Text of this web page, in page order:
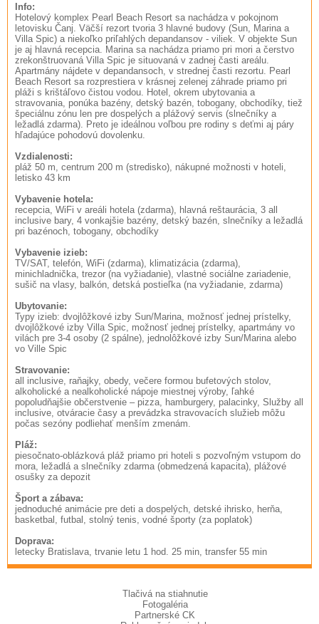
Info:
Hotelový komplex Pearl Beach Resort sa nachádza v pokojnom
letovisku Čanj. Väčší rezort tvoria 3 hlavné budovy (Sun, Marina a
Villa Spic) a niekoľko priľahlých depandansov - viliek. V objekte Sun
je aj hlavná recepcia. Marina sa nachádza priamo pri mori a čerstvo
zrekonštruovaná Villa Spic je situovaná v zadnej časti areálu.
Apartmány nájdete v depandansoch, v strednej časti rezortu. Pearl
Beach Resort sa rozprestiera v krásnej zelenej záhrade priamo pri
pláži s krištáľovo čistou vodou. Hotel, okrem ubytovania a
stravovania, ponúka bazény, detský bazén, tobogany, obchodíky, tiež
špeciálnu zónu len pre dospelých a plážový servis (slnečníky a
ležadlá zdarma). Preto je ideálnou voľbou pre rodiny s deťmi aj páry
hľadajúce pohodovú dovolenku.
Vzdialenosti:
pláž 50 m, centrum 200 m (stredisko), nákupné možnosti v hoteli,
letisko 43 km
Vybavenie hotela:
recepcia, WiFi v areáli hotela (zdarma), hlavná reštaurácia, 3 all
inclusive bary, 4 vonkajšie bazény, detský bazén, slnečníky a ležadlá
pri bazénoch, tobogany, obchodíky
Vybavenie izieb:
TV/SAT, telefón, WiFi (zdarma), klimatizácia (zdarma),
minichladnička, trezor (na vyžiadanie), vlastné sociálne zariadenie,
sušič na vlasy, balkón, detská postieľka (na vyžiadanie, zdarma)
Ubytovanie:
Typy izieb: dvojlôžkové izby Sun/Marina, možnosť jednej prístelky,
dvojlôžkové izby Villa Spic, možnosť jednej prístelky, apartmány vo
vilách pre 3-4 osoby (2 spálne), jednolôžkové izby Sun/Marina alebo
vo Ville Spic
Stravovanie:
all inclusive, raňajky, obedy, večere formou bufetových stolov,
alkoholické a nealkoholické nápoje miestnej výroby, ľahké
popoludňajšie občerstvenie – pizza, hamburgery, palacinky, Služby all
inclusive, otváracie časy a prevádzka stravovacích služieb môžu
počas sezóny podliehať menším zmenám.
Pláž:
piesočnato-oblázková pláž priamo pri hoteli s pozvoľným vstupom do
mora, ležadlá a slnečníky zdarma (obmedzená kapacita), plážové
osušky za depozit
Šport a zábava:
jednoduché animácie pre deti a dospelých, detské ihrisko, herňa,
basketbal, futbal, stolný tenis, vodné športy (za poplatok)
Doprava:
letecky Bratislava, trvanie letu 1 hod. 25 min, transfer 55 min
Tlačivá na stiahnutie
Fotogaléria
Partnerské CK